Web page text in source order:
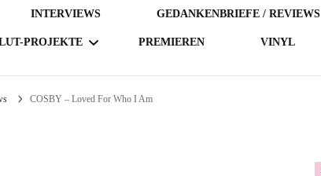
INTERVIEWS GEDANKENBRIEFE / REVIEWS
PROJEKTE PREMIEREN VINYL
COSBY – Loved For Who I Am